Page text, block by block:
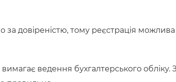
за довіреністю, тому реєстрація
ведення бухгалтерського обліку.